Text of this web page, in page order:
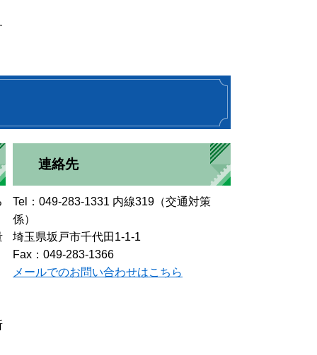
連絡先
Tel：049-283-1331 内線319（交通対策
係）
埼玉県坂戸市千代田1-1-1
Fax：049-283-1366
メールでのお問い合わせはこちら